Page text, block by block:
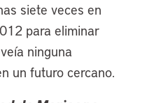
siete veces en
para eliminar
ninguna
un futuro cercano.